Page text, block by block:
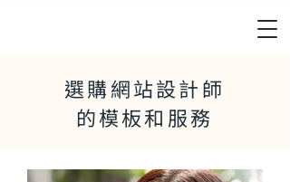
選購網站設計師
的模板和服務